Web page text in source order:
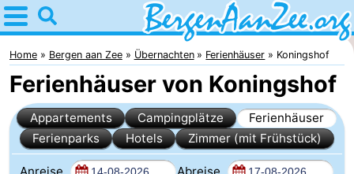
Home
Bergen
aan
Zee
Tipps
Für
kindern
Bergen
Home Bergen aan Zee Übernachten Ferienhäuser Koningshof
Ferienhäuser von Koningshof
Appartements Campingplätze
Ferienhäuser
Ferienparks
Hotels Zimmer (mit Frühstück)